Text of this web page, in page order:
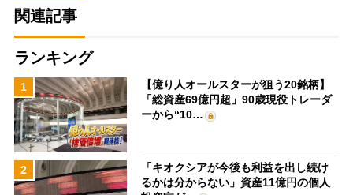
関連記事
ランキング
1
【億り人オールスターが狙う20銘柄】
「総資産69億円超」90歳現役トレーダ
ーから“10…
2
「キオクシアが今後も利益を出し続け
るかは分からない」資産11億円の個人